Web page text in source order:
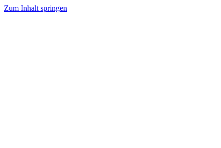
Zum Inhalt springen